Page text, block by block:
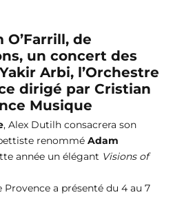
O’Farrill, de
un concert des
Arbi, l’Orchestre
dirigé par Cristian
Musique
, Alex Dutilh consacrera son
renommé Adam
année un élégant Visions of
Provence a présenté du 4 au 7